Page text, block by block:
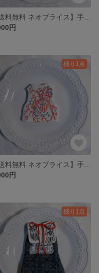
円
残り1点
円
残り1点